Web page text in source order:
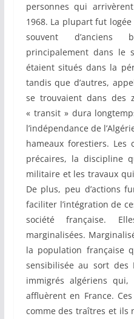
personnes qui
1968. La plupart fut
souvent d’anciens
principalement dans le
étaient situés dans la
tandis que d’autres,
se trouvaient dans des
« transit » dura
l’indépendance de
hameaux forestiers.
précaires, la discipline
militaire et les travaux
De plus, peu d’actions
faciliter l’intégration de
société française.
marginalisées.
la population française
sensibilisée au sort des
immigrés algériens
affluèrent en France.
comme des traîtres et ils